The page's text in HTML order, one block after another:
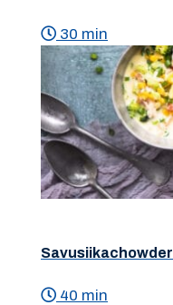
30 min
Savusiikachowder
40 min